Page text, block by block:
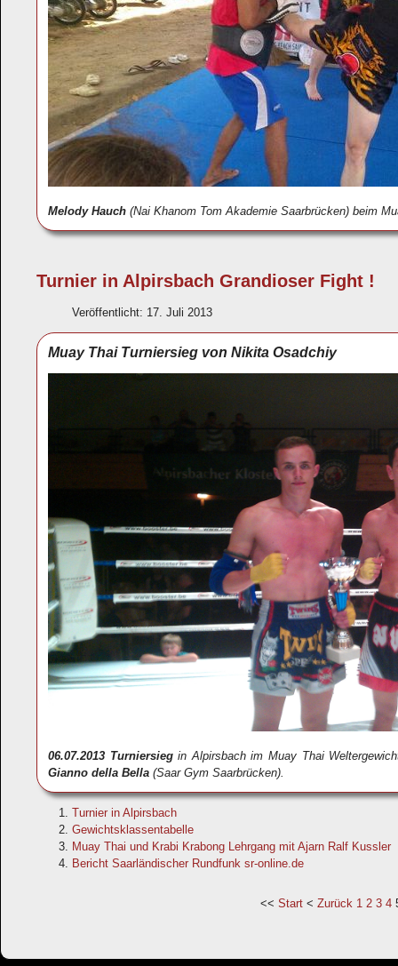
Melody Hauch (Nai Khanom Tom Akademie Saarbrücken) beim
Turnier in Alpirsbach Grandioser Fight !
Veröffentlicht: 17. Juli 2013
Muay Thai Turniersieg von Nikita Osadchiy
06.07.2013 Turniersiegin Alpirsbach im Muay Thai
Gianno della Bella (Saar Gym Saarbrücken).
Turnier in Alpirsbach
Gewichtsklassentabelle
Muay Thai und Krabi Krabong Lehrgang mit Ajarn Ralf Kussler
Bericht Saarländischer Rundfunk sr-online.de
Start Zurück 1 2 3 4